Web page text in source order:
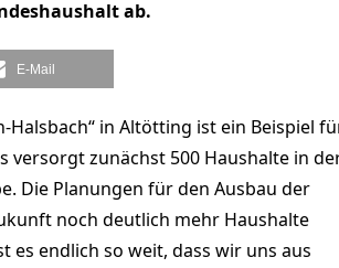
ab.
E-Mail
in Altötting ist ein Beispiel
versorgt zunächst 500 Haushalte in
Die Planungen für den Ausbau der
noch deutlich mehr Haushalte
es endlich so weit, dass wir uns aus